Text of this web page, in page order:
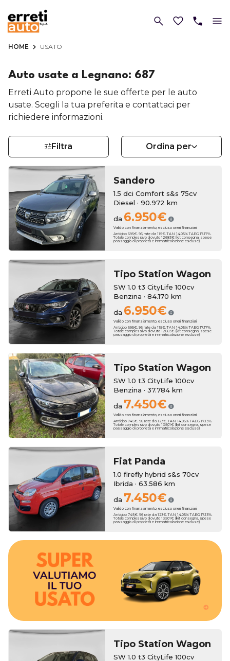
HOME USATO
Auto usate a Legnano: 687
Erreti Auto propone le sue offerte per le auto
usate. Scegli la tua preferita e contattaci per
richiedere informazioni.
Filtra Ordina per
Sandero
1.5 dci Comfort s&s 75cv
Diesel · 90.972 km
da 6.950€
Valido con finanziamento, escluso oneri finanziari
Anticipo 695€. 96 rate da 115€. TAN 14.05% TAEG 17.17%.
Totale complessivo dovuto 12.683€ (kit consegna, spese
passaggio di proprietà e immatricolazione escluse)
Tipo Station Wagon
SW 1.0 t3 CityLife 100cv
Benzina · 84.170 km
da 6.950€
Valido con finanziamento, escluso oneri finanziari
Anticipo 695€. 96 rate da 115€. TAN 14.05% TAEG 17.17%.
Totale complessivo dovuto 12.683€ (kit consegna, spese
passaggio di proprietà e immatricolazione escluse)
Tipo Station Wagon
SW 1.0 t3 CityLife 100cv
Benzina · 37.784 km
da 7.450€
Valido con finanziamento, escluso oneri finanziari
Anticipo 745€. 96 rate da 123€. TAN 14.05% TAEG 17.13%.
Totale complessivo dovuto 13.501€ (kit consegna, spese
passaggio di proprietà e immatricolazione escluse)
Fiat Panda
1.0 firefly hybrid s&s 70cv
Ibrida · 63.586 km
da 7.450€
Valido con finanziamento, escluso oneri finanziari
Anticipo 745€. 96 rate da 123€. TAN 14.05% TAEG 17.13%.
Totale complessivo dovuto 13.501€ (kit consegna, spese
passaggio di proprietà e immatricolazione escluse)
Hai una permuta?
Erreti Auto sottrae il suo valore al momento dell'acquisto della
tua nuova auto, con una super valutazione aggiuntiva fino a
3250€. Hai un usato da rottamare? Erreti Auto ha pensato a dei
bonus anche sull'usato che vale zero!
Tipo Station Wagon
SW 1.0 t3 CityLife 100cv